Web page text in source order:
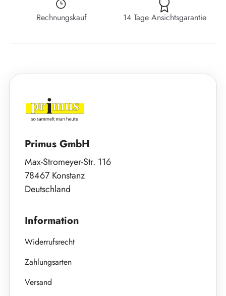
Rechnungskauf 14 Tage Ansichtsgarantie
Primus GmbH
Max-Stromeyer-Str. 116
78467 Konstanz
Deutschland
Information
Widerrufsrecht
Zahlungsarten
Versand